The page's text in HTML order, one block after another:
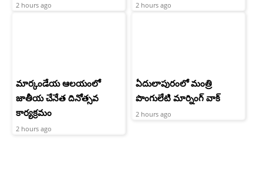
2 hours ago 2 hours ago
మార్కండేయ ఆలయంలో
జాతీయ చేనేత దినోత్సవ
కార్యక్రమం
2 hours ago
ఏదులాపురంలో మంత్రి
పొంగులేటి మార్నింగ్ వాక్
2 hours ago